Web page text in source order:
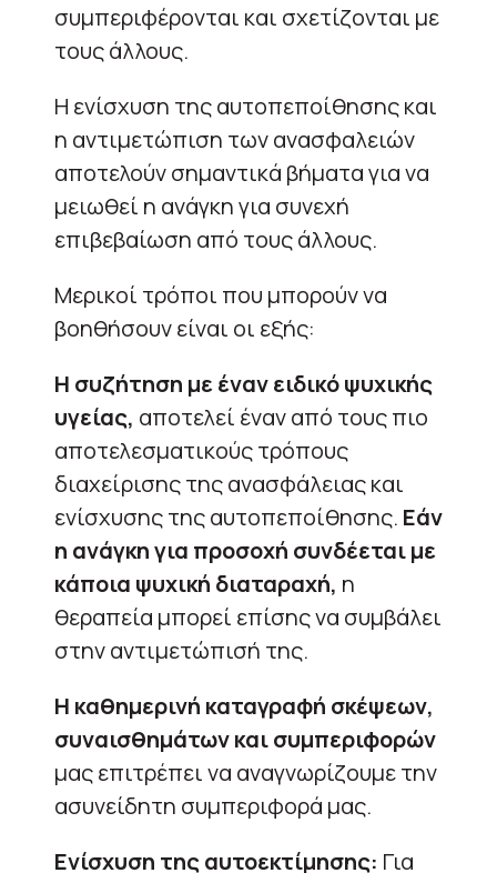
συμπεριφέρονται και σχετίζονται με
τους άλλους.
Η ενίσχυση της αυτοπεποίθησης και
η αντιμετώπιση των ανασφαλειών
αποτελούν σημαντικά βήματα για να
μειωθεί η ανάγκη για συνεχή
επιβεβαίωση από τους άλλους.
Μερικοί τρόποι που μπορούν να
βοηθήσουν είναι οι εξής:
Η συζήτηση με έναν ειδικό ψυχικής
υγείας, αποτελεί έναν από τους πιο
αποτελεσματικούς τρόπους
διαχείρισης της ανασφάλειας και
ενίσχυσης της αυτοπεποίθησης. Εάν
η ανάγκη για προσοχή συνδέεται με
κάποια ψυχική διαταραχή, η
θεραπεία μπορεί επίσης να συμβάλει
στην αντιμετώπισή της.
Η καθημερινή καταγραφή σκέψεων,
συναισθημάτων και συμπεριφορών
μας επιτρέπει να αναγνωρίζουμε την
ασυνείδητη συμπεριφορά μας.
Ενίσχυση της αυτοεκτίμησης: Για